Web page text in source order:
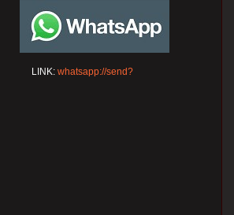
LINK: whatsapp://send?